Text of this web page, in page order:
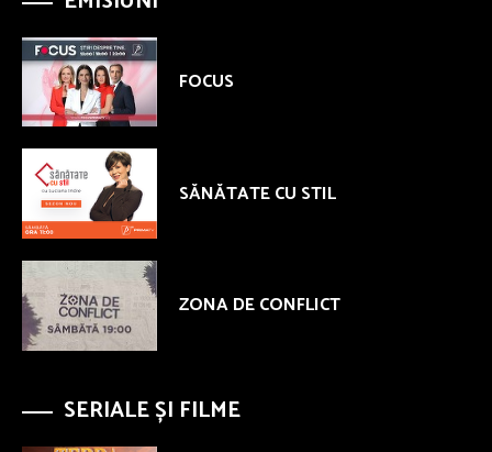
FOCUS
SĂNĂTATE CU STIL
ZONA DE CONFLICT
SERIALE ȘI FILME